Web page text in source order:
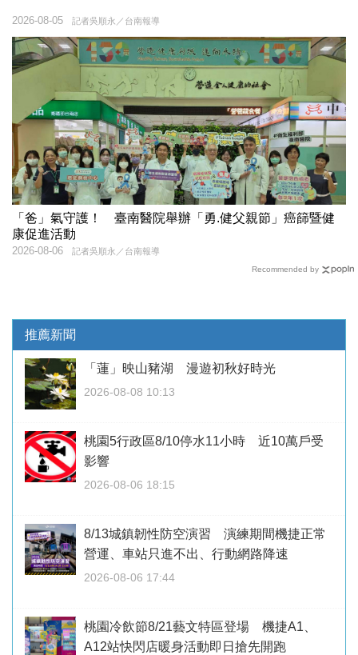
記者吳順永／台南報導
2026-08-05
「爸」氣守護！ 臺南醫院舉辦「勇.健父親節」癌篩暨健
康促進活動
記者吳順永／台南報導
2026-08-06
Recommended by
推薦新聞
「蓮」映山豬湖 漫遊初秋好時光
2026-08-08 10:13
桃園5行政區8/10停水11小時 近10萬戶受
影響
2026-08-06 18:15
8/13城鎮韌性防空演習 演練期間機捷正常
營運、車站只進不出、行動網路降速
2026-08-06 17:44
桃園冷飲節8/21藝文特區登場 機捷A1、
A12站快閃店暖身活動即日搶先開跑